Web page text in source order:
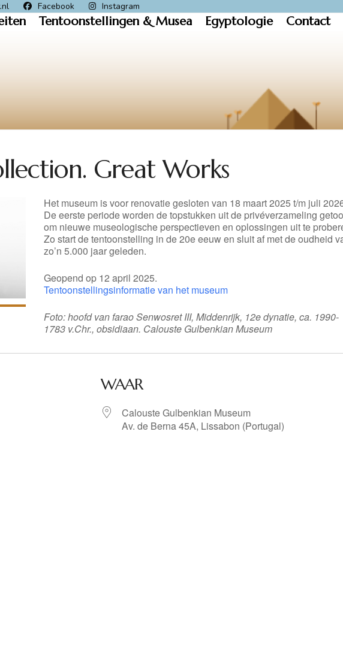
Facebook Instagram
Tentoonstellingen & Musea Egyptologie Contact
Great Works
Het museum is voor renovatie gesloten van 18 maart 2025 t/m juli
De eerste periode worden de topstukken uit de privéverzameling
om nieuwe museologische perspectieven en oplossingen uit te
Zo start de tentoonstelling in de 20e eeuw en sluit af met de oudheid
zo’n 5.000 jaar geleden.
Geopend op 12 april 2025.
Tentoonstellingsinformatie van het museum
Foto: hoofd van farao Senwosret III, Middenrijk, 12e dynatie, ca. 1990-
1783 v.Chr., obsidiaan. Calouste Gulbenkian Museum
WAAR
Calouste Gulbenkian Museum
Av. de Berna 45A, Lissabon (Portugal)